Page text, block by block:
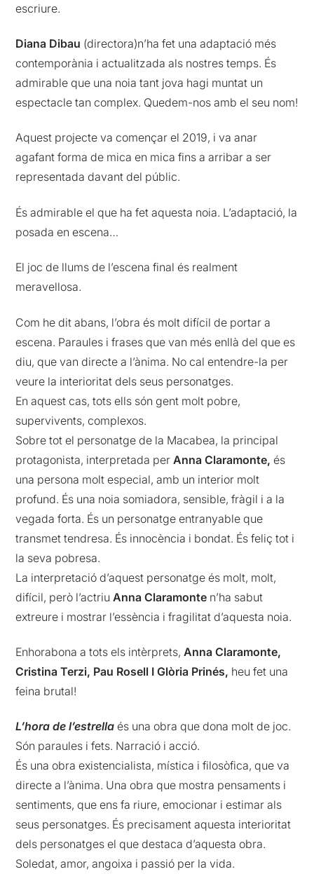
escriure.
Diana Dibau (directora)n’ha fet una adaptació més
contemporània i actualitzada als nostres temps. És
admirable que una noia tant jova hagi muntat un
espectacle tan complex. Quedem-nos amb el seu nom!
Aquest projecte va començar el 2019, i va anar
agafant forma de mica en mica fins a arribar a ser
representada davant del públic.
És admirable el que ha fet aquesta noia. L’adaptació, la
posada en escena…
El joc de llums de l’escena final és realment
meravellosa.
Com he dit abans, l’obra és molt difícil de portar a
escena. Paraules i frases que van més enllà del que es
diu, que van directe a l’ànima. No cal entendre-la per
veure la interioritat dels seus personatges.
En aquest cas, tots ells són gent molt pobre,
supervivents, complexos.
Sobre tot el personatge de la Macabea, la principal
protagonista, interpretada perAnna Claramonte,és
una persona molt especial, amb un interior molt
profund. És una noia somiadora, sensible, fràgil i a la
vegada forta. És un personatge entranyable que
transmet tendresa. És innocència i bondat. És feliç tot i
la seva pobresa.
La interpretació d’aquest personatge és molt, molt,
difícil, però l’actriuAnna Claramonte n’ha sabut
extreure i mostrar l’essència i fragilitat d’aquesta noia.
Enhorabona a tots els intèrprets,Anna Claramonte,
Cristina Terzi, Pau Rosell I Glòria Prinés, heu fet una
feina brutal!
L’hora de l’estrella és una obra que dona molt de joc.
Són paraules i fets. Narració i acció.
És una obra existencialista, mística i filosòfica, que va
directe a l’ànima. Una obra que mostra pensaments i
sentiments, que ens fa riure, emocionar i estimar als
seus personatges. És precisament aquesta interioritat
dels personatges el que destaca d’aquesta obra.
Soledat, amor, angoixa i passió per la vida.